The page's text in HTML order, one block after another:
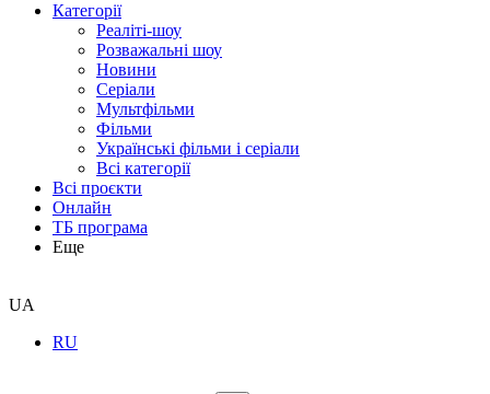
Категорії
Реаліті-шоу
Розважальні шоу
Новини
Серіали
Мультфільми
Фільми
Українські фільми і серіали
Всі категорії
Всі проєкти
Онлайн
ТБ програма
Еще
UA
RU